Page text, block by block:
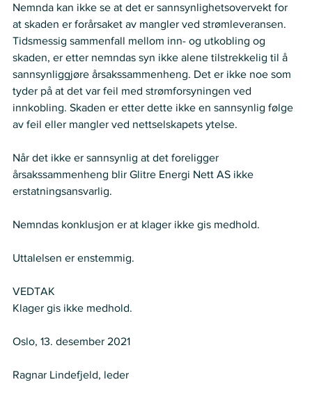
Nemnda kan ikke se at det er sannsynlighetsovervekt for
at skaden er forårsaket av mangler ved strømleveransen.
Tidsmessig sammenfall mellom inn- og utkobling og
skaden, er etter nemndas syn ikke alene tilstrekkelig til å
sannsynliggjøre årsakssammenheng. Det er ikke noe som
tyder på at det var feil med strømforsyningen ved
innkobling. Skaden er etter dette ikke en sannsynlig følge
av feil eller mangler ved nettselskapets ytelse.
Når det ikke er sannsynlig at det foreligger
årsakssammenheng blir Glitre Energi Nett AS ikke
erstatningsansvarlig.
Nemndas konklusjon er at klager ikke gis medhold.
Uttalelsen er enstemmig.
VEDTAK
Klager gis ikke medhold.
Oslo, 13. desember 2021
Ragnar Lindefjeld, leder